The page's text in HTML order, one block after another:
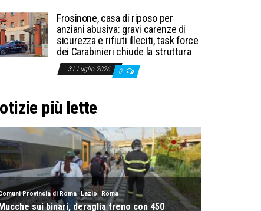
Frosinone, casa di riposo per
anziani abusiva: gravi carenze di
sicurezza e rifiuti illeciti, task force
dei Carabinieri chiude la struttura
31 Luglio 2026 0
più lette